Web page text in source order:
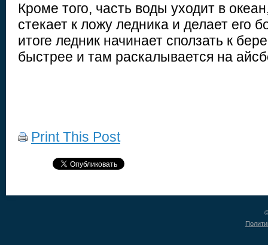
Кроме того, часть воды уходит в
стекает к ложу ледника и делает его
итоге ледник начинает сползать к
быстрее и там раскалывается на
Print This Post